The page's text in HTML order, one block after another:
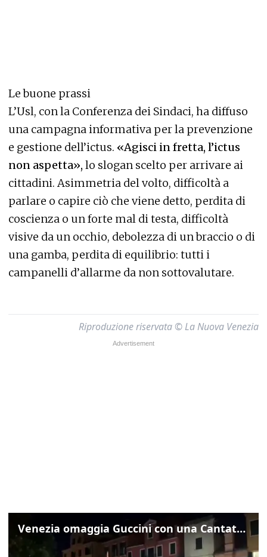
Le buone prassi
L’Usl, con la Conferenza dei Sindaci, ha diffuso
una campagna informativa per la prevenzione
e gestione dell’ictus. «Agisci in fretta, l’ictus
non aspetta», lo slogan scelto per arrivare ai
cittadini. Asimmetria del volto, difficoltà a
parlare o capire ciò che viene detto, perdita di
coscienza o un forte mal di testa, difficoltà
visive da un occhio, debolezza di un braccio o di
una gamba, perdita di equilibrio: tutti i
campanelli d’allarme da non sottovalutare.
Riproduzione riservata © La Nuova Venezia
Venezia omaggia Guccini con una Cantata Anarchica in campo Santa Margherita